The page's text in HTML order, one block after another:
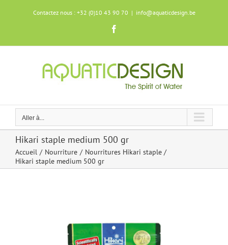
Contactez nous : +32 (0)10 43 90 70 | info@aquaticdesign.be
Aller à...
Hikari staple medium 500 gr
Accueil Nourriture
Nourritures Hikari staple
Hikari staple medium 500 gr